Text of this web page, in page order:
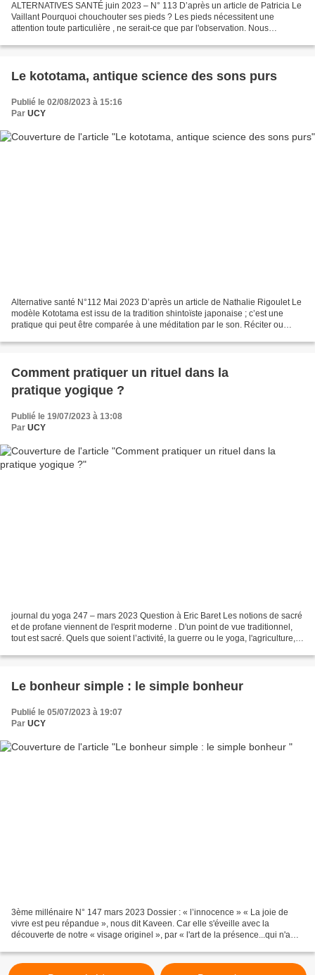
ALTERNATIVES SANTÉ juin 2023 – N° 113 D’après un article de Patricia Le
Vaillant Pourquoi chouchouter ses pieds ? Les pieds nécessitent une
attention toute particulière , ne serait-ce que par l'observation. Nous
Le kototama, antique science des sons purs
Publié le 02/08/2023 à 15:16
Par UCY
Alternative santé N°112 Mai 2023 D’après un article de Nathalie Rigoulet Le
modèle Kototama est issu de la tradition shintoïste japonaise ; c’est une
pratique qui peut être comparée à une méditation par le son. Réciter ou
Comment pratiquer un rituel dans la
pratique yogique ?
Publié le 19/07/2023 à 13:08
Par UCY
journal du yoga 247 – mars 2023 Question à Eric Baret Les notions de sacré
et de profane viennent de l'esprit moderne . D'un point de vue traditionnel,
tout est sacré. Quels que soient l’activité, la guerre ou le yoga, l'agriculture,
Le bonheur simple : le simple bonheur
Publié le 05/07/2023 à 19:07
Par UCY
3ème millénaire N° 147 mars 2023 Dossier : « l’innocence » « La joie de
vivre est peu répandue », nous dit Kaveen. Car elle s'éveille avec la
découverte de notre « visage originel », par « l'art de la présence...qui n'a